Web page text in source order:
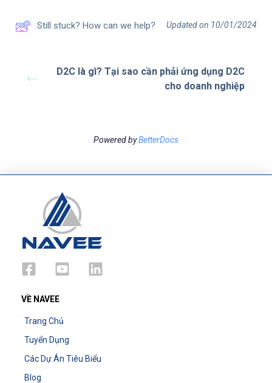
Still stuck? How can we help? Updated on 10/01/2024
D2C là gì? Tại sao cần phải ứng dụng D2C
cho doanh nghiệp
Powered byBetterDocs
VỀ NAVEE
Trang Chủ
Tuyển Dụng
Các Dự Án Tiêu Biểu
Blog